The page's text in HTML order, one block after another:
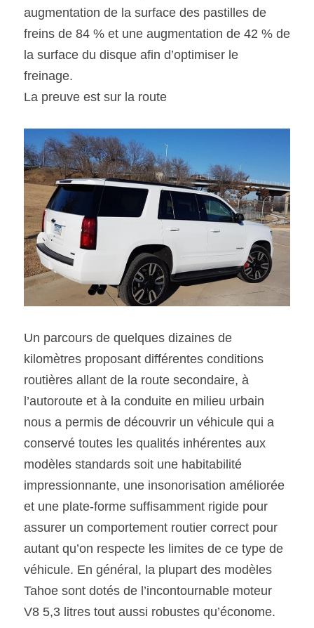
augmentation de la surface des pastilles de
freins de 84 % et une augmentation de 42 % de
la surface du disque afin d’optimiser le
freinage.
La preuve est sur la route
Un parcours de quelques dizaines de
kilomètres proposant différentes conditions
routières allant de la route secondaire, à
l’autoroute et à la conduite en milieu urbain
nous a permis de découvrir un véhicule qui a
conservé toutes les qualités inhérentes aux
modèles standards soit une habitabilité
impressionnante, une insonorisation améliorée
et une plate-forme suffisamment rigide pour
assurer un comportement routier correct pour
autant qu’on respecte les limites de ce type de
véhicule. En général, la plupart des modèles
Tahoe sont dotés de l’incontournable moteur
V8 5,3 litres tout aussi robustes qu’économe.